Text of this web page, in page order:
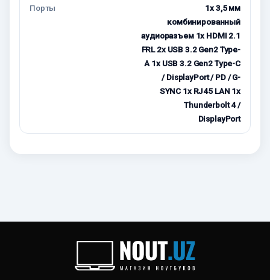
Порты
1x 3,5 мм
комбинированный
аудиоразъем 1x HDMI 2.1
FRL 2x USB 3.2 Gen2 Type-
A 1x USB 3.2 Gen2 Type-C
/ DisplayPort / PD / G-
SYNC 1x RJ45 LAN 1x
Thunderbolt 4 /
DisplayPort